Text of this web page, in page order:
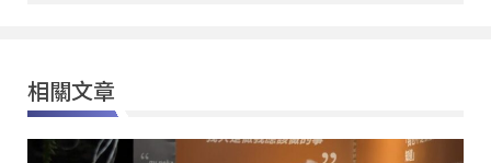
相關文章